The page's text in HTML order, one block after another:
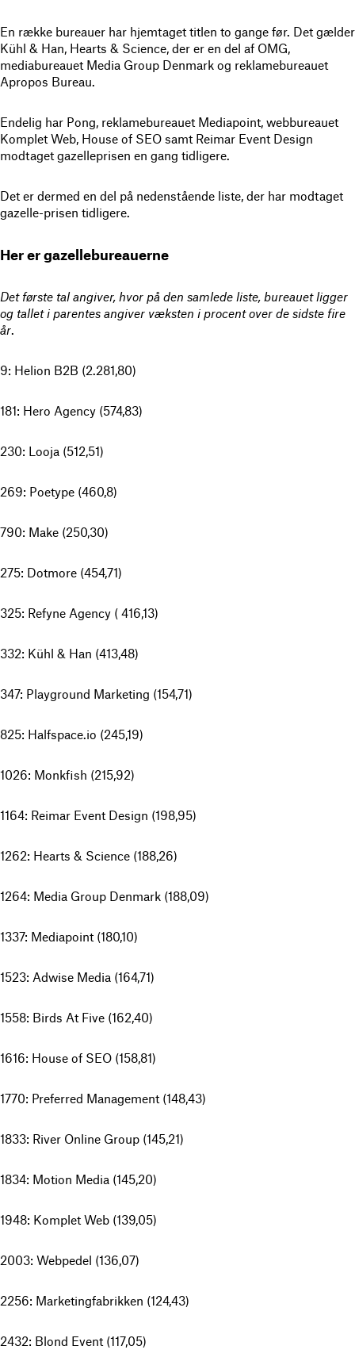
En række bureauer har hjemtaget titlen to gange før. Det gælder
Kühl & Han, Hearts & Science, der er en del af OMG,
mediabureauet Media Group Denmark og reklamebureauet
Apropos Bureau.
Endelig har Pong, reklamebureauet Mediapoint, webbureauet
Komplet Web, House of SEO samt Reimar Event Design
modtaget gazelleprisen en gang tidligere.
Det er dermed en del på nedenstående liste, der har modtaget
gazelle-prisen tidligere.
Her er gazellebureauerne
Det første tal angiver, hvor på den samlede liste, bureauet ligger
og tallet i parentes angiver væksten i procent over de sidste fire
år.
9: Helion B2B (2.281,80)
181: Hero Agency (574,83)
230: Looja (512,51)
269: Poetype (460,8)
790: Make (250,30)
275: Dotmore (454,71)
325: Refyne Agency ( 416,13)
332: Kühl & Han (413,48)
347: Playground Marketing (154,71)
825: Halfspace.io (245,19)
1026: Monkfish (215,92)
1164: Reimar Event Design (198,95)
1262: Hearts & Science (188,26)
1264: Media Group Denmark (188,09)
1337: Mediapoint (180,10)
1523: Adwise Media (164,71)
1558: Birds At Five (162,40)
1616: House of SEO (158,81)
1770: Preferred Management (148,43)
1833: River Online Group (145,21)
1834: Motion Media (145,20)
1948: Komplet Web (139,05)
2003: Webpedel (136,07)
2256: Marketingfabrikken (124,43)
2432: Blond Event (117,05)